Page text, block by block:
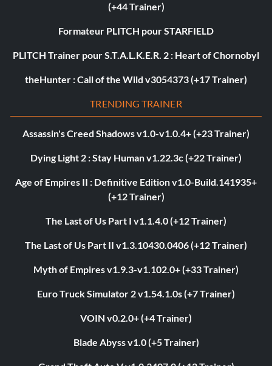
(+44 Trainer)
Formateur PLITCH pour STARFIELD
PLITCH Trainer pour S.T.A.L.K.E.R. 2 : Heart of Chornobyl
theHunter : Call of the Wild v3054373 (+17 Trainer)
TRENDING TRAINER
Assassin's Creed Shadows v1.0-v1.0.4+ (+23 Trainer)
Dying Light 2 : Stay Human v1.22.3c (+22 Trainer)
Age of Empires II : Definitive Edition v1.0-Build.141935+
(+12 Trainer)
The Last of Us Part I v1.1.4.0 (+12 Trainer)
The Last of Us Part II v1.3.10430.0406 (+12 Trainer)
Myth of Empires v1.9.3-v1.102.0+ (+33 Trainer)
Euro Truck Simulator 2 v1.54.1.0s (+7 Trainer)
VOIN v0.2.0+ (+4 Trainer)
Blade Abyss v1.0 (+5 Trainer)